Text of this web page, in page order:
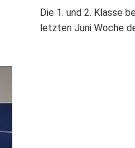
Die 1. und 2. Klasse
letzten Juni Woche